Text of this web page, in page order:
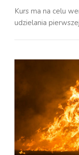
Kurs ma na celu
udzielania